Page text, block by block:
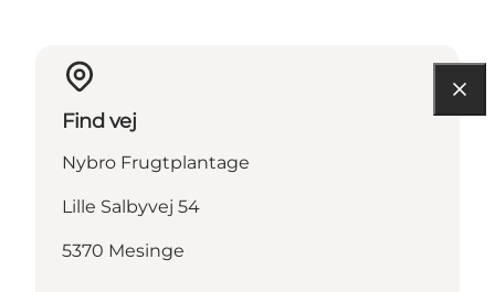
Find vej
Nybro Frugtplantage
Lille Salbyvej 54
5370 Mesinge